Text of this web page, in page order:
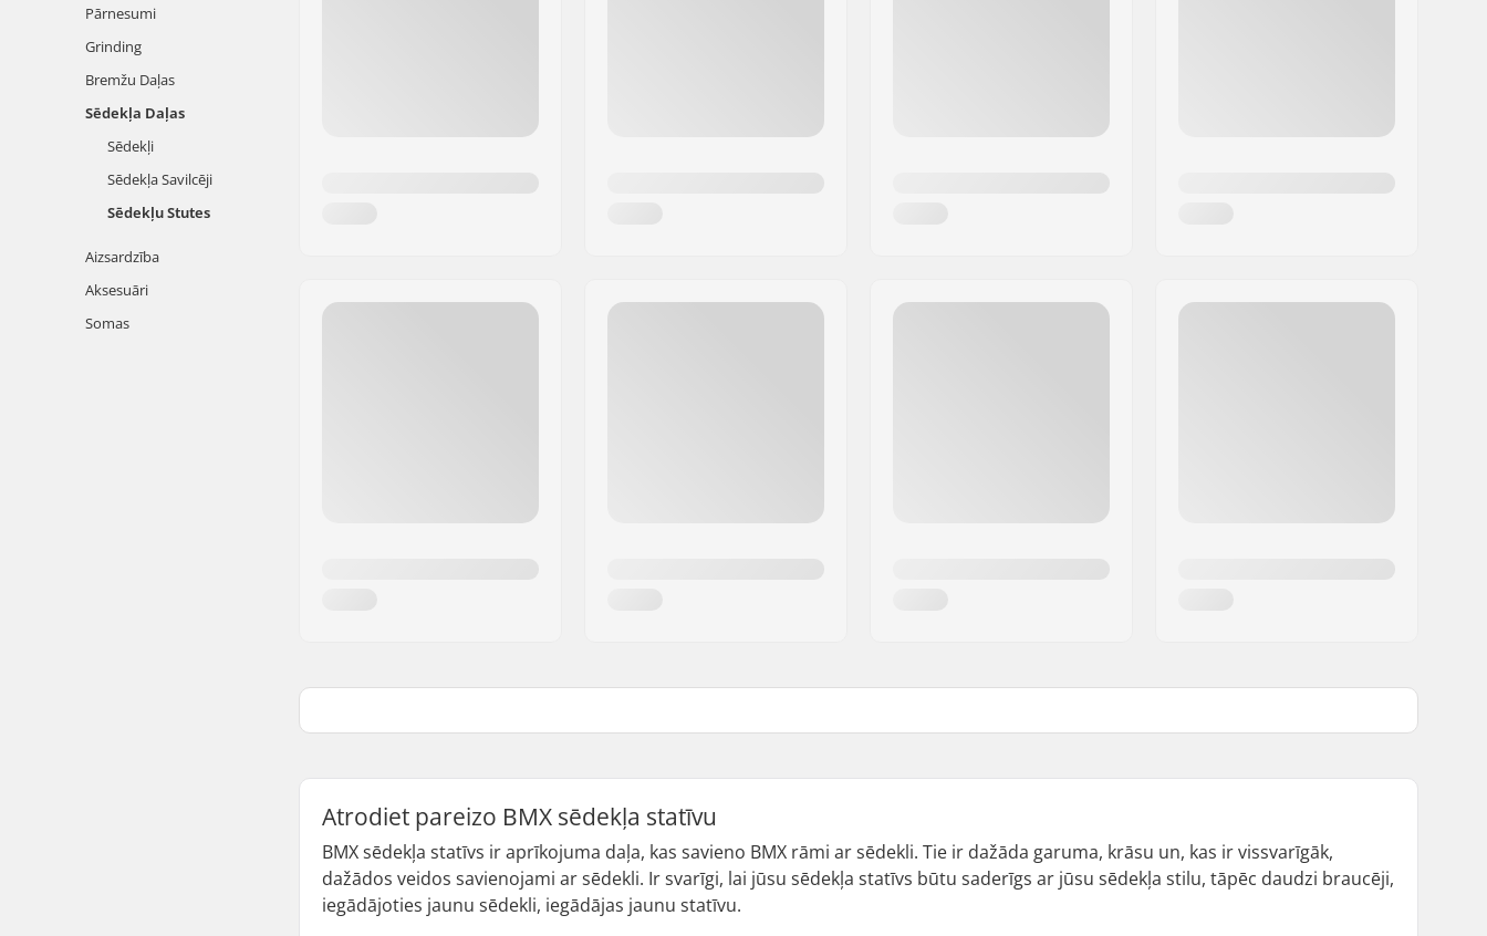
Pārnesumi
Grinding
Bremžu Daļas
Sēdekļa Daļas
Sēdekļi
Sēdekļa Savilcēji
Sēdekļu Stutes
Aizsardzība
Aksesuāri
Somas
Atrodiet pareizo BMX sēdekļa statīvu
BMX sēdekļa statīvs ir aprīkojuma daļa, kas savieno BMX rāmi ar sēdekli. Tie ir dažāda garuma, krāsu un, kas ir vissvarīgāk,
dažādos veidos savienojami ar sēdekli. Ir svarīgi, lai jūsu sēdekļa statīvs būtu saderīgs ar jūsu sēdekļa stilu, tāpēc daudzi braucēji,
iegādājoties jaunu sēdekli, iegādājas jaunu statīvu.